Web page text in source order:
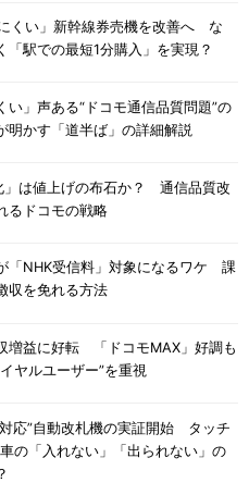
くい」新幹線券売機を改善へ な
「駅での最短1分購入」を実現？
い」声ある“ドコモ通信品質問題”の
かす「道半ば」の詳細解説
」は値上げの布石か？ 通信品質改
るドコモの戦略
「NHK受信料」対象になるワケ 課
収を免れる方法
増益に好転 「ドコモMAX」好調も
ヤルユーザー”を重視
応”自動改札機の実証開始 タッチ
の「入れない」「出られない」の